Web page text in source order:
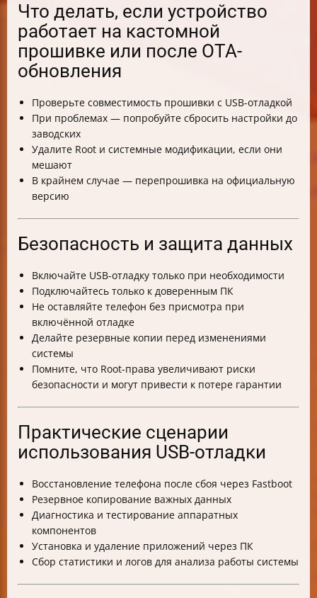
Что делать, если устройство
работает на кастомной
прошивке или после OTA-
обновления
Проверьте совместимость прошивки с USB-отладкой
При проблемах — попробуйте сбросить настройки до
заводских
Удалите Root и системные модификации, если они
мешают
В крайнем случае — перепрошивка на официальную
версию
Безопасность и защита данных
Включайте USB-отладку только при необходимости
Подключайтесь только к доверенным ПК
Не оставляйте телефон без присмотра при
включённой отладке
Делайте резервные копии перед изменениями
системы
Помните, что Root-права увеличивают риски
безопасности и могут привести к потере гарантии
Практические сценарии
использования USB-отладки
Восстановление телефона после сбоя через Fastboot
Резервное копирование важных данных
Диагностика и тестирование аппаратных
компонентов
Установка и удаление приложений через ПК
Сбор статистики и логов для анализа работы системы